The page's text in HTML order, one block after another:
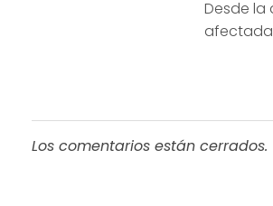
Desde
Los comentarios están cerrados.